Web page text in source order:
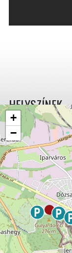
+
−
HELYSZÍNEK